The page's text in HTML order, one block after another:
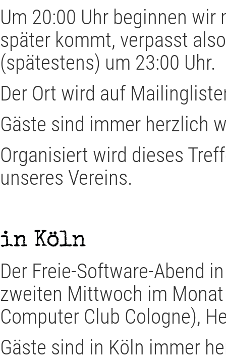
Um 20:00 Uhr beginnen
später kommt, verpasst
(spätestens) um 23:00 Uhr.
Der Ort wird auf
Gäste sind immer herzlich
Organisiert wird dieses
unseres Vereins.
in Köln
Der Freie-Software-Abend
zweiten Mittwoch im
Computer Club Cologne),
Gäste sind in Köln immer